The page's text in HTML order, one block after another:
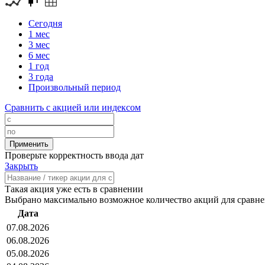
Сегодня
1 мес
3 мес
6 мес
1 год
3 года
Произвольный период
Сравнить с акцией или индексом
Проверьте корректность ввода дат
Закрыть
Такая акция уже есть в сравнении
Выбрано максимально возможное количество акций для
Дата
07.08.2026
06.08.2026
05.08.2026